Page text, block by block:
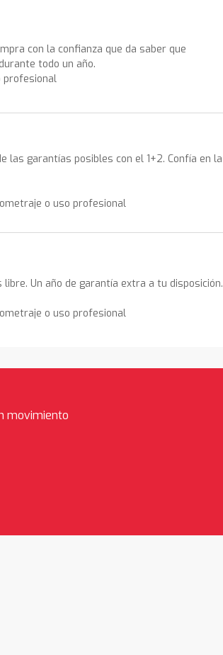
con la confianza que da saber que
todo un año.
profesional
las garantías posibles con el 1+2. Confía en la
o uso profesional
Un año de garantía extra a tu disposición.
o uso profesional
movimiento